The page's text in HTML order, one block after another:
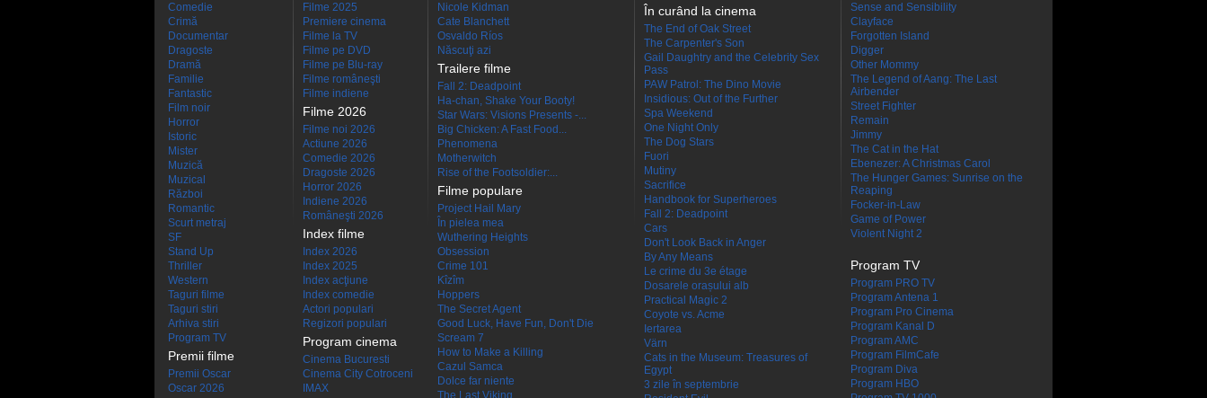
Comedie
Crimă
Documentar
Dragoste
Dramă
Familie
Fantastic
Film noir
Horror
Istoric
Mister
Muzică
Muzical
Război
Romantic
Scurt metraj
SF
Stand Up
Thriller
Western
Taguri filme
Taguri stiri
Arhiva stiri
Program TV
Premii filme
Premii Oscar
Oscar 2026
Filme 2025
Premiere cinema
Filme la TV
Filme pe DVD
Filme pe Blu-ray
Filme româneşti
Filme indiene
Filme 2026
Filme noi 2026
Actiune 2026
Comedie 2026
Dragoste 2026
Horror 2026
Indiene 2026
Româneşti 2026
Index filme
Index 2026
Index 2025
Index acţiune
Index comedie
Actori populari
Regizori populari
Program cinema
Cinema Bucuresti
Cinema City Cotroceni
IMAX
Nicole Kidman
Cate Blanchett
Osvaldo Ríos
Născuţi azi
Trailere filme
Fall 2: Deadpoint
Ha-chan, Shake Your Booty!
Star Wars: Visions Presents -...
Big Chicken: A Fast Food...
Phenomena
Motherwitch
Rise of the Footsoldier:...
Filme populare
Project Hail Mary
În pielea mea
Wuthering Heights
Obsession
Crime 101
Kîzîm
Hoppers
The Secret Agent
Good Luck, Have Fun, Don't Die
Scream 7
How to Make a Killing
Cazul Samca
Dolce far niente
The Last Viking
În curând la cinema
The End of Oak Street
The Carpenter's Son
Gail Daughtry and the Celebrity Sex
Pass
PAW Patrol: The Dino Movie
Insidious: Out of the Further
Spa Weekend
One Night Only
The Dog Stars
Fuori
Mutiny
Sacrifice
Handbook for Superheroes
Fall 2: Deadpoint
Cars
Don't Look Back in Anger
By Any Means
Le crime du 3e étage
Dosarele orașului alb
Practical Magic 2
Coyote vs. Acme
Iertarea
Värn
Cats in the Museum: Treasures of
Egypt
3 zile în septembrie
Sense and Sensibility
Clayface
Forgotten Island
Digger
Other Mommy
The Legend of Aang: The Last
Airbender
Street Fighter
Remain
Jimmy
The Cat in the Hat
Ebenezer: A Christmas Carol
The Hunger Games: Sunrise on the
Reaping
Focker-in-Law
Game of Power
Violent Night 2
Program TV
Program PRO TV
Program Antena 1
Program Pro Cinema
Program Kanal D
Program AMC
Program FilmCafe
Program Diva
Program HBO